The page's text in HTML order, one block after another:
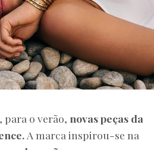
para o verão, novas peças da
A marca inspirou-se na